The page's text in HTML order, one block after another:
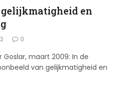
en
0
maart 2009: In de
van gelijkmatigheid en